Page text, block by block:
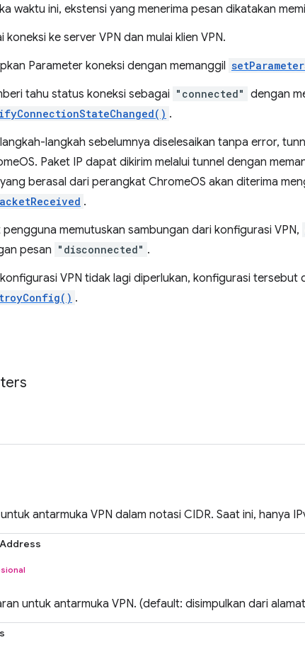
waktu ini, ekstensi yang menerima pesan dikatakan
koneksi ke server VPN dan mulai klien VPN.
Parameter koneksi dengan memanggil
tahu status koneksi sebagai "connected" dengan
.
langkah sebelumnya diselesaikan tanpa error,
Paket IP dapat dikirim melalui tunnel dengan
berasal dari perangkat ChromeOS akan diterima
.
pengguna memutuskan sambungan dari konfigurasi VPN,
pesan "disconnected" .
VPN tidak lagi diperlukan, konfigurasi tersebut
.
antarmuka VPN dalam notasi CIDR. Saat ini, hanya
untuk antarmuka VPN. (default: disimpulkan dari